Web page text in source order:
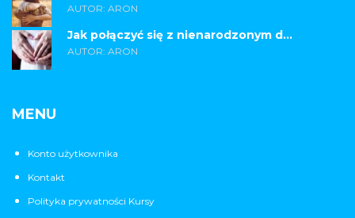
AUTOR: ARON
Jak połączyć się z nienarodzonym d...
AUTOR: ARON
MENU
Konto użytkownika
Kontakt
Polityka prywatności Kursy